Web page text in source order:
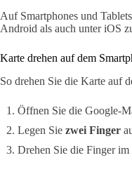
Auf Smartphones und
Android als auch unter iOS
Karte drehen auf dem
So drehen Sie die Karte auf
Öffnen Sie die Google-
Legen Sie zwei Finger
Drehen Sie die Finger im